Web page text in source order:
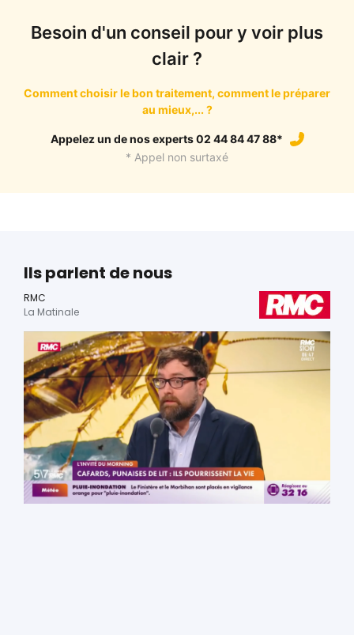
Besoin d'un conseil pour y voir plus
clair ?
Comment choisir le bon traitement, comment le préparer
au mieux,... ?
Appelez un de nos experts 02 44 84 47 88*
* Appel non surtaxé
Ils parlent de nous
RMC
La Matinale